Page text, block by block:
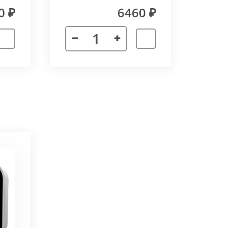
неточности в соединении
частей корпуса в единую
в помещении.
с формованным дном,
₽ 6460 ₽